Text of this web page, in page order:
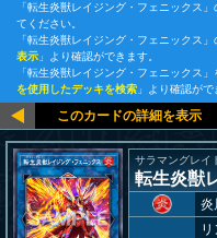
「転生炎獣レイジング・フェニックス
てください。
「転生炎獣レイジング・フェニックス
表示 」より確認ができます。
「転生炎獣レイジング・フェニックス
を使用したデッキを検索 」より確認がで
サラマングレイ
転生炎獣
炎